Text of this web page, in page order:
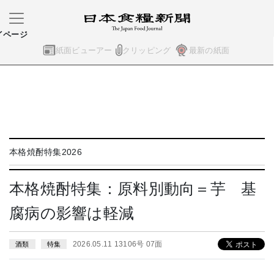
紙面ビューアー クリッピング 最新の紙面
ページ
本格焼酎特集2026
本格焼酎特集：原料別動向＝芋 基
腐病の影響は軽減
酒類 特集 2026.05.11 13106号 07面